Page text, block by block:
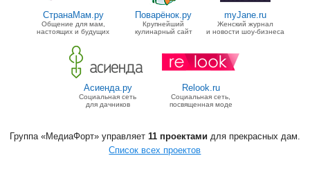
СтранаМам.ру
Общение для мам,
настоящих и будущих
Поварёнок.ру
Крупнейший
кулинарный сайт
myJane.ru
Женский журнал
и новости шоу-бизнеса
Асиенда.ру
Социальная сеть
для дачников
Relook.ru
Социальная сеть,
посвященная моде
Группа «МедиаФорт» управляет 11 проектами для прекрасных дам.
Список всех проектов